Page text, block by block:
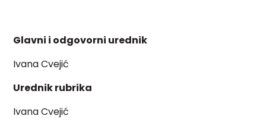
Glavni i odgovorni urednik
Ivana Cvejić
Urednik rubrika
Ivana Cvejić